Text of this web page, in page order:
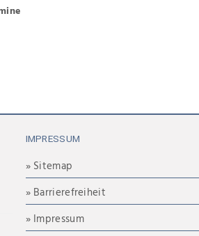
IMPRESSUM
» Sitemap
» Barrierefreiheit
» Impressum